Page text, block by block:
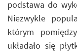
podstawa do
Niezwykle
którym
układało się